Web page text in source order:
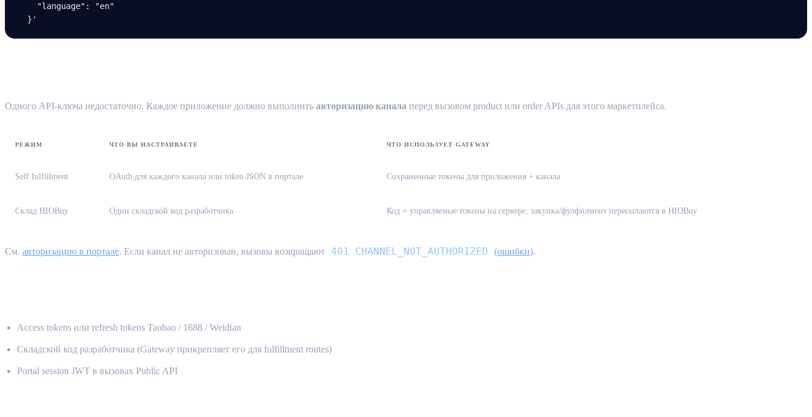
    "language": "en"
  }'
Одного API-ключа недостаточно. Каждое приложение должно выполнить авторизацию канала перед вызовом product или order APIs для этого маркетплейса.
РЕЖИМ ЧТО ВЫ НАСТРАИВАЕТЕ ЧТО ИСПОЛЬЗУЕТ GATEWAY
Self fulfillment OAuth для каждого канала или token JSON в портале Сохраненные токены для приложения + канала
Склад HIOBuy Один складской код разработчика Код + управляемые токены на сервере; закупка/фулфилмент пересылаются в HIOBuy
См. авторизацию в портале. Если канал не авторизован, вызовы возвращают 401 CHANNEL_NOT_AUTHORIZED (ошибки).
Access tokens или refresh tokens Taobao / 1688 / Weidian
Складской код разработчика (Gateway прикрепляет его для fulfillment routes)
Portal session JWT в вызовах Public API